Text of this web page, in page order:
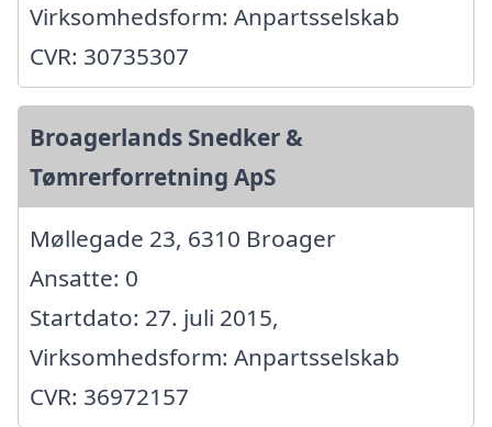
Virksomhedsform: Anpartsselskab
CVR: 30735307
Broagerlands Snedker &
Tømrerforretning ApS
Møllegade 23, 6310 Broager
Ansatte: 0
Startdato: 27. juli 2015,
Virksomhedsform: Anpartsselskab
CVR: 36972157